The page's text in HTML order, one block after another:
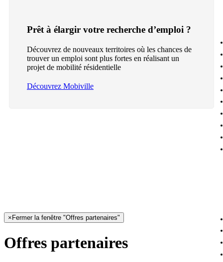
Prêt à élargir votre recherche d’emploi ?
Découvrez de nouveaux territoires où les chances de
trouver un emploi sont plus fortes en réalisant un
projet de mobilité résidentielle
Découvrez Mobiville
× Fermer la fenêtre "Offres partenaires"
Offres partenaires